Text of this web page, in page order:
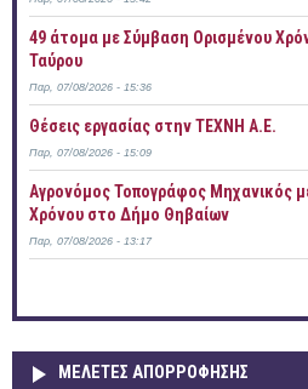
49 άτομα με Σύμβαση Ορισμένου
Ταύρου
Παρ, 07/08/2026 - 15:36
Θέσεις εργασίας στην ΤΕΧΝΗ Α.Ε.
Παρ, 07/08/2026 - 15:09
Αγρονόμος Τοπογράφος Μηχανικός
Χρόνου στο Δήμο Θηβαίων
Παρ, 07/08/2026 - 13:17
ΜΕΛΕΤΕΣ ΑΠΟΡΡΟΦΗΣΗΣ